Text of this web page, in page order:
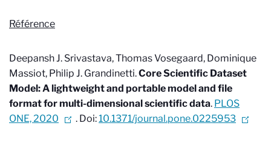
Référence
Deepansh J. Srivastava, Thomas Vosegaard, Dominique
Massiot, Philip J. Grandinetti.Core Scientific Dataset
Model: A lightweight and portable model and file
format for multi-dimensional scientific data. PLOS
ONE, 2020
. Doi:10.1371/journal.pone.0225953